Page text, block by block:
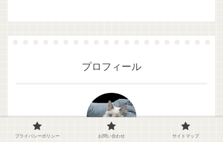
プロフィール
プライバシーポリシー お問い合わせ サイトマップ